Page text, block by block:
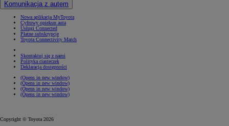
Komunikacja z autem
Nowa aplikacja MyToyota
Cyfrowy opiekun auta
Usługi Connected
Płatne subskrypcje
Toyota Connectivity Match
Skontaktuj się z nami
Polityka ciasteczek
Deklaracja dostępności
(Opens in new window)
(Opens in new window)
(Opens in new window)
(Opens in new window)
Copyright © Toyota 2026